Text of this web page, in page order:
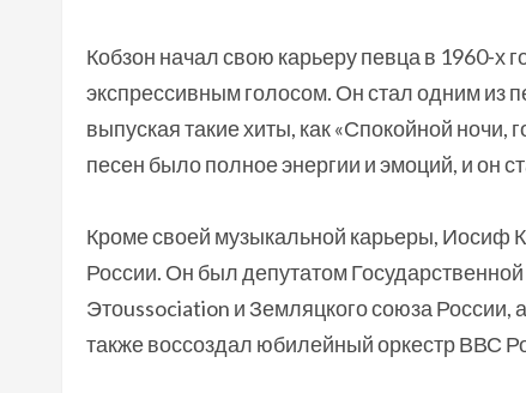
Кобзон начал свою карьеру певца в 1960-
экспрессивным голосом. Он стал одним из
выпуская такие хиты, как «Спокойной ночи,
песен было полное энергии и эмоций, и он
Кроме своей музыкальной карьеры, Иосиф
России. Он был депутатом
Этоussociation и Земляцкого союза России,
также воссоздал юбилейный оркестр ВВС